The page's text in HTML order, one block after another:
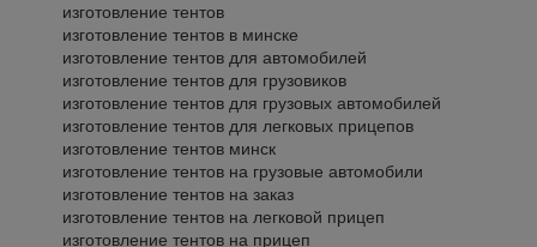
изготовление тентов
изготовление тентов в минске
изготовление тентов для автомобилей
изготовление тентов для грузовиков
изготовление тентов для грузовых автомобилей
изготовление тентов для легковых прицепов
изготовление тентов минск
изготовление тентов на грузовые автомобили
изготовление тентов на заказ
изготовление тентов на легковой прицеп
изготовление тентов на прицеп